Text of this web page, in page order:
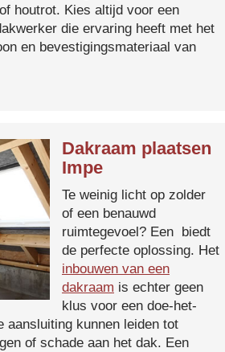
houtrot. Kies altijd voor een
die ervaring heeft met het
en bevestigingsmateriaal van
Dakraam plaatsen
Impe
Te weinig licht op zolder
of een benauwd
ruimtegevoel? Een biedt
de perfecte oplossing. Het
inbouwen van een
dakraam is echter geen
klus voor een doe-het-
aansluiting kunnen leiden tot
of schade aan het dak. Een